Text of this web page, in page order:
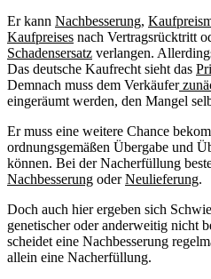
Er kann Nachbesserung,
Kaufpreises nach Vertragsrücktritt
Schadensersatz verlangen.
Das deutsche Kaufrecht sieht das
Demnach muss dem Verkäufer
eingeräumt werden, den Mangel
Er muss eine weitere Chance
ordnungsgemäßen Übergabe und
können. Bei der Nacherfüllung
Nachbesserung oderNeulieferung.
Doch auch hier ergeben sich
genetischer oder anderweitig nicht
scheidet eine Nachbesserung
allein eine Nacherfüllung.